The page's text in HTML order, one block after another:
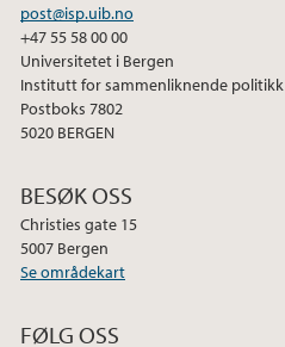
post@isp.uib.no
+47 55 58 00 00
Universitetet i Bergen
Institutt for sammenliknende politikk
Postboks 7802
5020 BERGEN
BESØK OSS
Christies gate 15
5007 Bergen
Se områdekart
FØLG OSS